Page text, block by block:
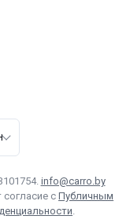
info@carro.by
с Публичным